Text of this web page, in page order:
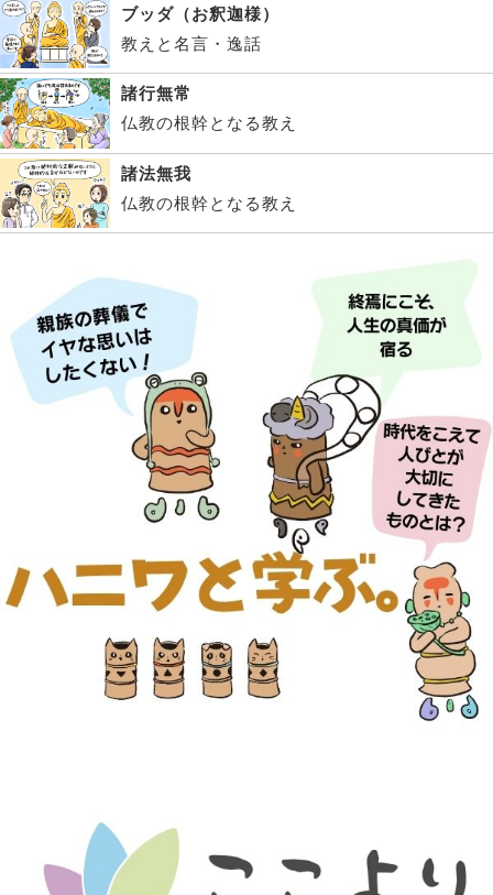
ブッダ（お釈迦様）
教えと名言・逸話
諸行無常
仏教の根幹となる教え
諸法無我
仏教の根幹となる教え